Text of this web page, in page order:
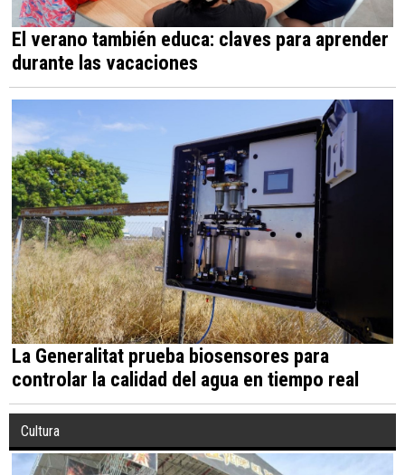
El verano también educa: claves para aprender
durante las vacaciones
La Generalitat prueba biosensores para
controlar la calidad del agua en tiempo real
Cultura